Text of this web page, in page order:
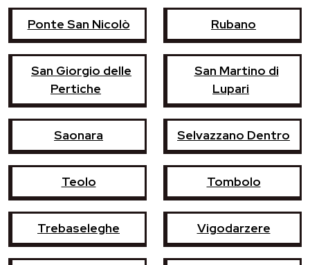
Ponte San Nicolò Rubano
San Giorgio delle
Pertiche
San Martino di
Lupari
Saonara Selvazzano Dentro
Teolo Tombolo
Trebaseleghe Vigodarzere